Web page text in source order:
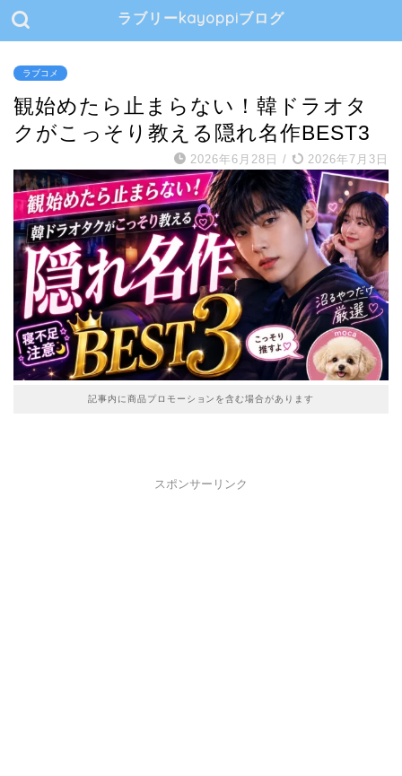
ラブリーkayoppiブログ
ラブコメ
観始めたら止まらない！韓ドラオタ
クがこっそり教える隠れ名作BEST3
2026年6月28日 / 2026年7月3日
記事内に商品プロモーションを含む場合があります
スポンサーリンク